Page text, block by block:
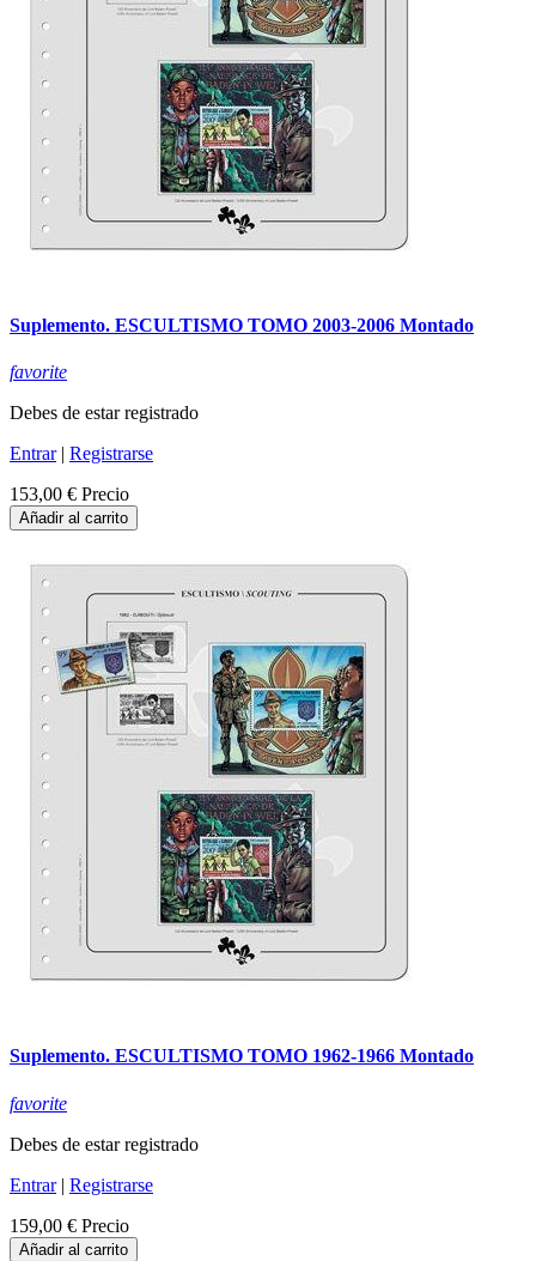
Suplemento. ESCULTISMO TOMO 2003-2006 Montado
favorite
Debes de estar registrado
Entrar| Registrarse
153,00 € Precio
Añadir al carrito
Suplemento. ESCULTISMO TOMO 1962-1966 Montado
favorite
Debes de estar registrado
Entrar| Registrarse
159,00 € Precio
Añadir al carrito